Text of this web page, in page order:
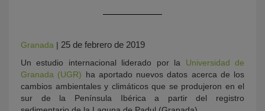
Granada | 25 de febrero de 2019
Un estudio internacional liderado por la Universidad de
Granada (UGR) ha aportado nuevos datos acerca de los
cambios ambientales y climáticos que se produjeron en el
sur de la Península Ibérica a partir del registro